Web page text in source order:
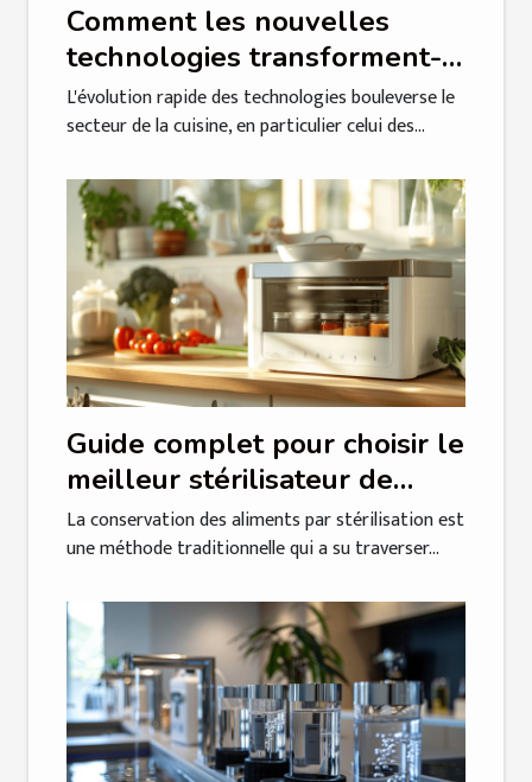
Comment les nouvelles
technologies transforment-
elles les plaques à induction
en 2025 ?
L'évolution rapide des technologies bouleverse le
secteur de la cuisine, en particulier celui des...
Guide complet pour choisir le
meilleur stérilisateur de
bocaux électrique
La conservation des aliments par stérilisation est
une méthode traditionnelle qui a su traverser...